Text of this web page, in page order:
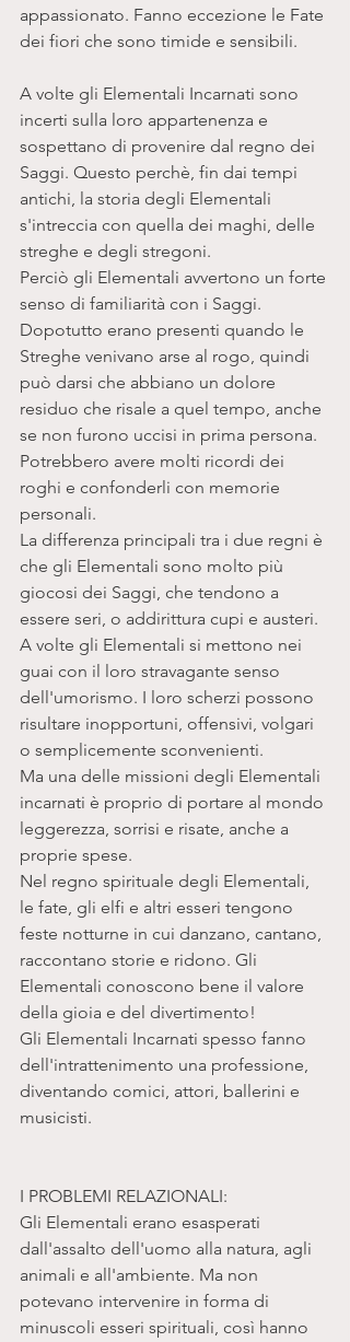
appassionato. Fanno eccezione le Fate
dei fiori che sono timide e sensibili.
A volte gli Elementali Incarnati sono
incerti sulla loro appartenenza e
sospettano di provenire dal regno dei
Saggi. Questo perchè, fin dai tempi
antichi, la storia degli Elementali
s'intreccia con quella dei maghi, delle
streghe e degli stregoni.
Perciò gli Elementali avvertono un forte
senso di familiarità con i Saggi.
Dopotutto erano presenti quando le
Streghe venivano arse al rogo, quindi
può darsi che abbiano un dolore
residuo che risale a quel tempo, anche
se non furono uccisi in prima persona.
Potrebbero avere molti ricordi dei
roghi e confonderli con memorie
personali.
La differenza principali tra i due regni è
che gli Elementali sono molto più
giocosi dei Saggi, che tendono a
essere seri, o addirittura cupi e austeri.
A volte gli Elementali si mettono nei
guai con il loro stravagante senso
dell'umorismo. I loro scherzi possono
risultare inopportuni, offensivi, volgari
o semplicemente sconvenienti.
Ma una delle missioni degli Elementali
incarnati è proprio di portare al mondo
leggerezza, sorrisi e risate, anche a
proprie spese.
Nel regno spirituale degli Elementali,
le fate, gli elfi e altri esseri tengono
feste notturne in cui danzano, cantano,
raccontano storie e ridono. Gli
Elementali conoscono bene il valore
della gioia e del divertimento!
Gli Elementali Incarnati spesso fanno
dell'intrattenimento una professione,
diventando comici, attori, ballerini e
musicisti.
I PROBLEMI RELAZIONALI:
Gli Elementali erano esasperati
dall'assalto dell'uomo alla natura, agli
animali e all'ambiente. Ma non
potevano intervenire in forma di
minuscoli esseri spirituali, così hanno